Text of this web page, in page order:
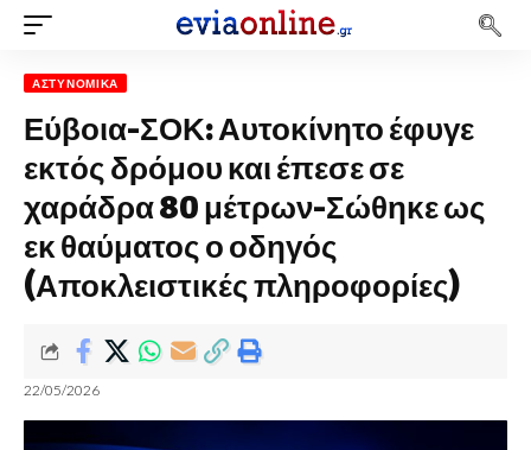
ΑΣΤΥΝΟΜΙΚΆ
Εύβοια-ΣΟΚ: Αυτοκίνητο έφυγε
εκτός δρόμου και έπεσε σε
χαράδρα 80 μέτρων-Σώθηκε ως
εκ θαύματος ο οδηγός
(Αποκλειστικές πληροφορίες)
22/05/2026